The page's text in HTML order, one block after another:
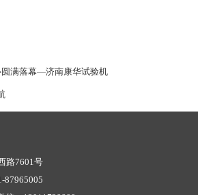
圆满落幕—济南康华试验机
路7601号
87965005